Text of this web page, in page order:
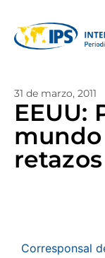
31 de marzo, 2011
EEUU:
retazos
Corresponsal